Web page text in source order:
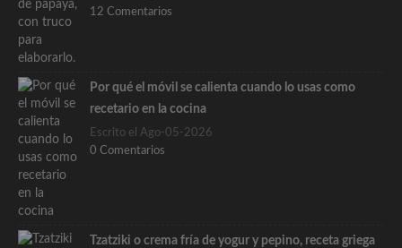
12 Comentarios
Por qué el móvil se calienta cuando lo usas como
recetario en la cocina
Escrito el Ago-05-2026
0 Comentarios
Tzatziki o crema fría de yogur y pepino, receta griega